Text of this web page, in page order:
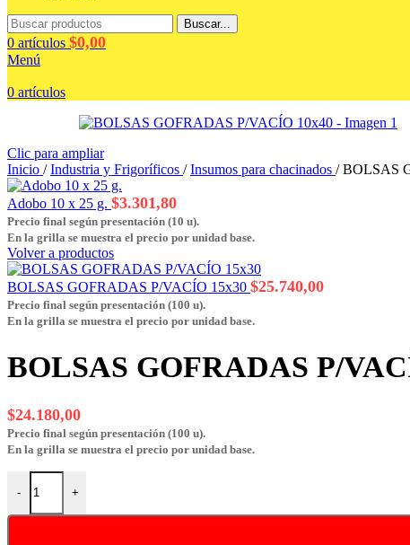
Buscar...
0 artículos $0,00
Menú
0 artículos
Clic para ampliar
Inicio / Industria y Frigoríficos / Insumos para chacinados / BOLSAS
Adobo 10 x 25 g. $3.301,80
Precio final según presentación (10 u).
En la grilla se muestra el precio por unidad base.
Volver a productos
BOLSAS GOFRADAS P/VACÍO 15x30 $25.740,00
Precio final según presentación (100 u).
En la grilla se muestra el precio por unidad base.
BOLSAS GOFRADAS P/
$24.180,00
Precio final según presentación (100 u).
En la grilla se muestra el precio por unidad base.
-
BOLSAS GOFRADAS P/VACÍO 10x40 cantidad
+